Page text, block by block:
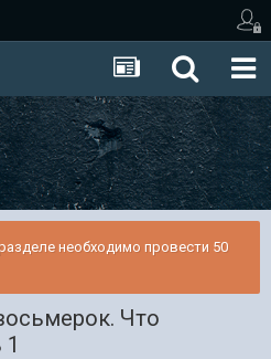
необходимо провести 50
Что